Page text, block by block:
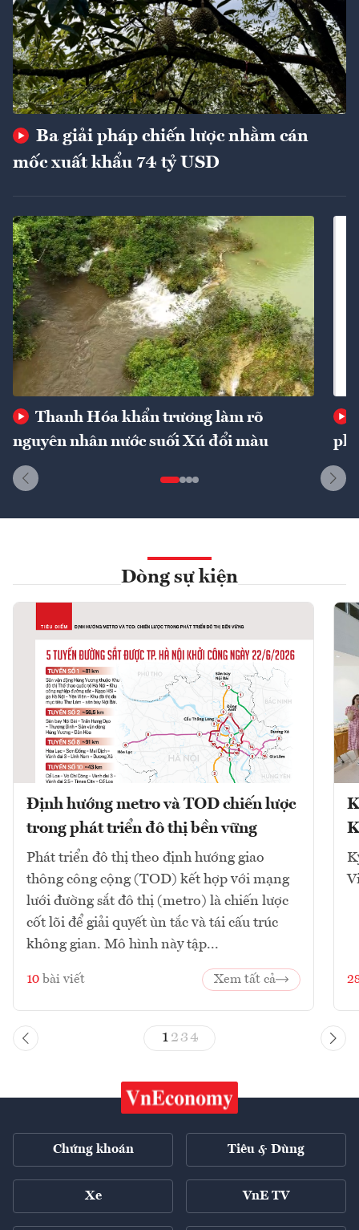
Ba giải pháp chiến lược nhằm cán
mốc xuất khẩu 74 tỷ USD
Thanh Hóa khẩn trương làm rõ
nguyên nhân nước suối Xú đổi màu
phí
Dòng sự kiện
Định hướng metro và TOD chiến lược
trong phát triển đô thị bền vững
Phát triển đô thị theo định hướng giao
thông công cộng (TOD) kết hợp với mạng
lưới đường sắt đô thị (metro) là chiến lược
cốt lõi để giải quyết ùn tắc và tái cấu trúc
không gian. Mô hình này tập...
10 bài viết Xem tất cả
1 23 4
Chứng khoán Tiêu & Dùng
Xe VnE TV